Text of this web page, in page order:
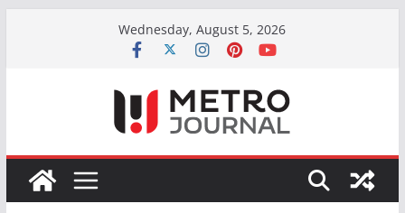
Wednesday, August 5, 2026